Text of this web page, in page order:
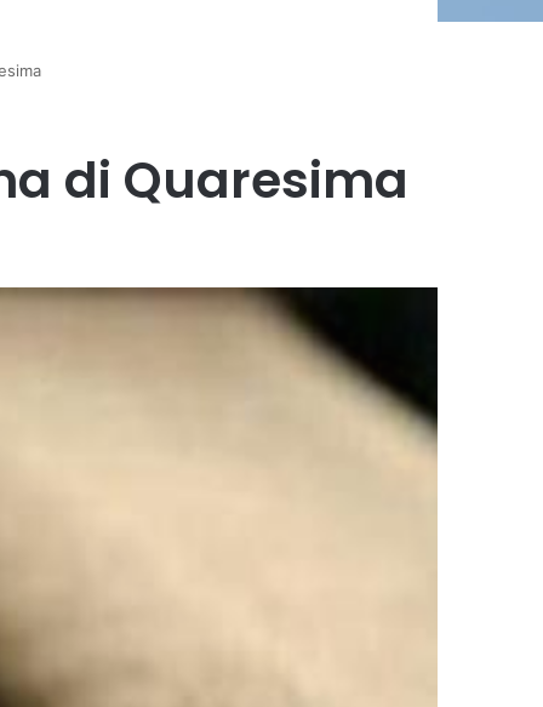
di Quaresima